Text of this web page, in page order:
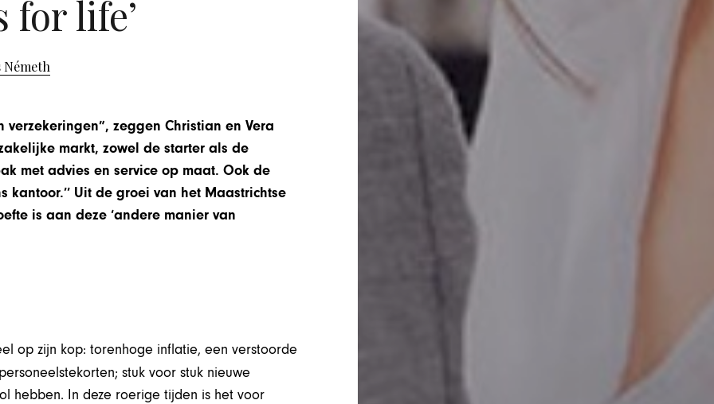
life’
Németh
zeggen Christian en Vera
markt, zowel de starter als de
met advies en service op maat. Ook de
Uit de groei van het Maastrichtse
is aan deze ‘andere manier van
op zijn kop: torenhoge inflatie, een verstoorde
stuk voor stuk nieuwe
hebben. In deze roerige tijden is het voor